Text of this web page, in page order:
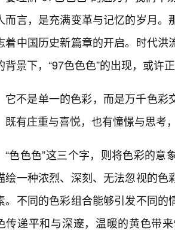
而言，是充满变革与记忆的岁月
着中国历史新篇章的开启。时代
背景下，“97色色色”的出现，或许
它不是单一的色彩，而是万千色
既有庄重与喜悦，也有憧憬与思考
“色色色”这三个字，则将色彩的
绘一种浓烈、深刻、无法忽视的
。不同的色彩组合能够引发不同
传递平和与深邃，温暖的黄色带